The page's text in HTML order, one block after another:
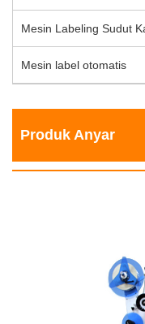
Mesin Labeling Sudut
Mesin label otomatis
Produk Anyar